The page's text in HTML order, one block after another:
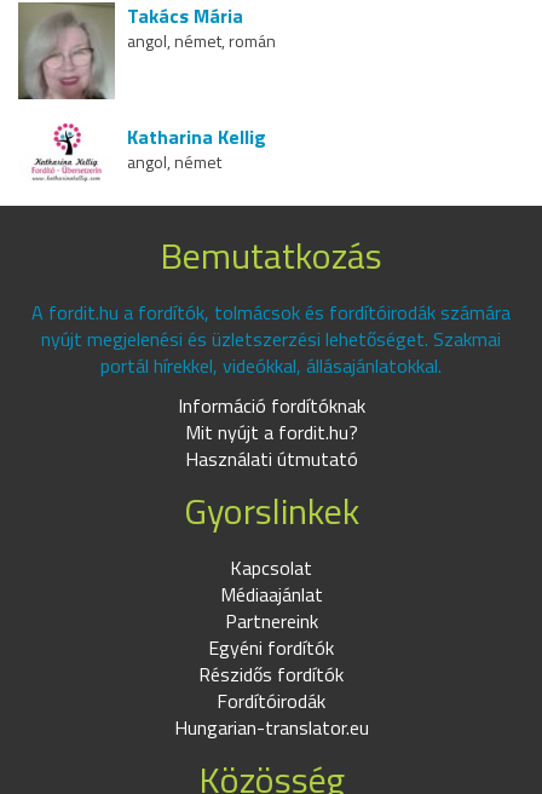
Takács Mária
angol, német, román
Katharina Kellig
angol, német
Bemutatkozás
A fordit.hu a fordítók, tolmácsok és fordítóirodák számára
nyújt megjelenési és üzletszerzési lehetőséget. Szakmai
portál hírekkel, videókkal, állásajánlatokkal.
Információ fordítóknak
Mit nyújt a fordit.hu?
Használati útmutató
Gyorslinkek
Kapcsolat
Médiaajánlat
Partnereink
Egyéni fordítók
Részidős fordítók
Fordítóirodák
Hungarian-translator.eu
Közösség